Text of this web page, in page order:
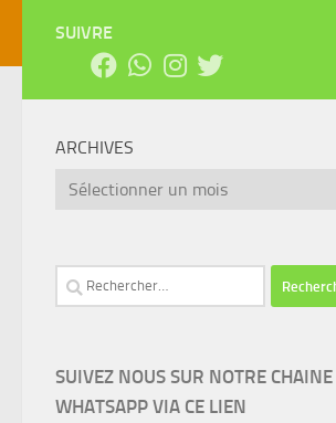
SUIVRE
ARCHIVES
Archives
Rechercher :
SUIVEZ NOUS SUR NOTRE CHAINE
WHATSAPP VIA CE LIEN